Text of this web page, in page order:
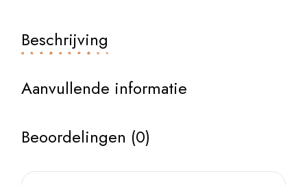
Beschrijving
Aanvullende informatie
Beoordelingen (0)